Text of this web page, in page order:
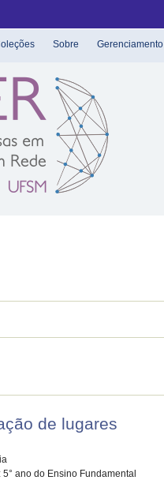
Sobre Gerenciamento
de lugares
ano do Ensino Fundamental